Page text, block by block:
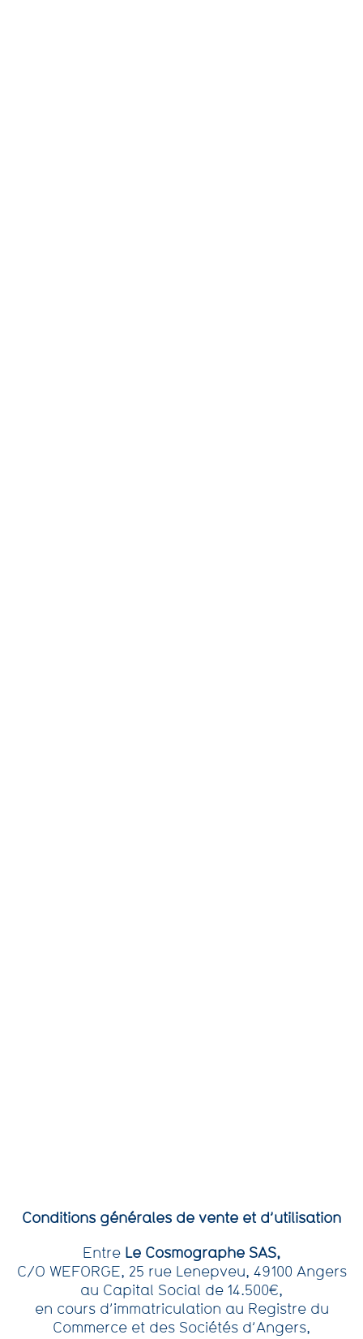
Conditions générales de vente et d’utilisation
Entre Le Cosmographe SAS,
C/O WEFORGE, 25 rue Lenepveu, 49100 Angers
au Capital Social de 14.500€,
en cours d’immatriculation au Registre du
Commerce et des Sociétés d’Angers,